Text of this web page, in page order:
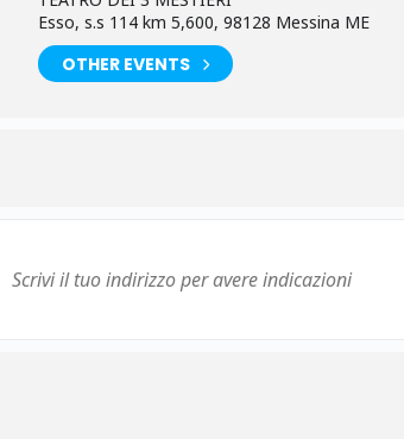
Esso, s.s 114 km 5,600, 98128 Messina ME
OTHER EVENTS